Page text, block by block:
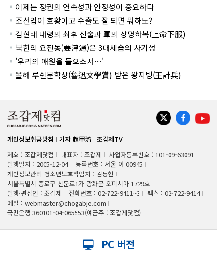
이제는 정권의 연속성과 안정성이 중요하다
조선업이 호황이고 수출도 잘 되면 뭐하노?
김현태 대령의 최후 진술과 軍의 상명하복(上命下服)
북한의 요진통(要津通)은 3대세습의 사기성
'우리의 애원을 들으소서…'
올해 루쉰문학상(魯迅文學賞) 받은 왕지빙(王計兵)
개인정보취급방침 기자 趙甲濟
조갑제TV
제호 : 조갑제닷컴
대표자 : 조갑제
사업자등록번호 : 101-09-63091
발행일자 : 2005-12-04
등록번호 : 서울 아 00945
개인정보관리·청소년보호책임자 : 김동현
서울특별시 종로구 신문로1가 광화문 오피시아 1729호
발행·편집인 : 조갑제
전화번호 : 02-722-9411~3
팩스 : 02-722-9414
메일 : webmaster@chogabje.com
국민은행 360101-04-065553(예금주 : 조갑제닷컴)
PC 버전